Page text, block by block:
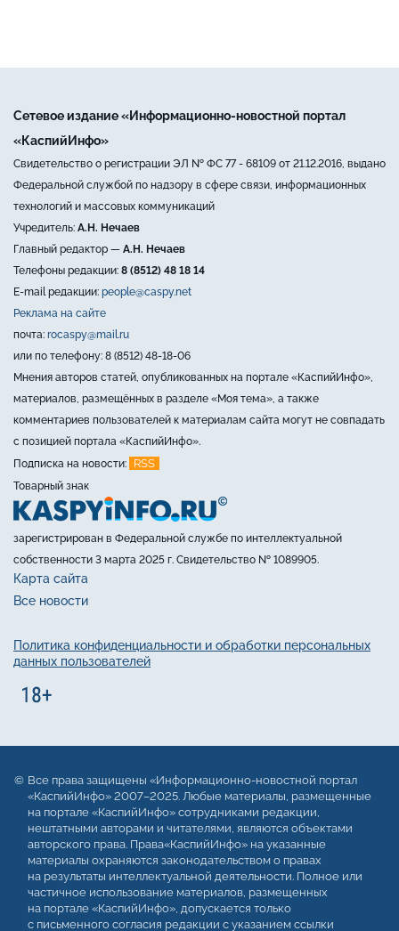
Сетевое издание «Информационно-новостной портал
«КаспийИнфо»
Свидетельство о регистрации ЭЛ № ФС 77 - 68109 от 21.12.2016, выдано
Федеральной службой по надзору в сфере связи, информационных
технологий и массовых коммуникаций
Учредитель: А.Н. Нечаев
Главный редактор — А.Н. Нечаев
Телефоны редакции: 8 (8512) 48 18 14
E-mail редакции: people@caspy.net
Реклама на сайте
почта: rocaspy@mail.ru
или по телефону: 8 (8512) 48-18-06
Мнения авторов статей, опубликованных на портале «КаспийИнфо»,
материалов, размещённых в разделе «Моя тема», а также
комментариев пользователей к материалам сайта могут не совпадать
с позицией портала «КаспийИнфо».
Подписка на новости:
RSS
Товарный знак
зарегистрирован в Федеральной службе по интеллектуальной
собственности 3 марта 2025 г. Свидетельство № 1089905.
Карта сайта
Все новости
Политика конфиденциальности и обработки персональных
данных пользователей
Все права защищены «Информационно-новостной портал
«КаспийИнфо» 2007–2025. Любые материалы, размещенные
на портале «КаспийИнфо» сотрудниками редакции,
нештатными авторами и читателями, являются объектами
авторского права. Права«КаспийИнфо» на указанные
материалы охраняются законодательством о правах
на результаты интеллектуальной деятельности. Полное или
частичное использование материалов, размещенных
на портале «КаспийИнфо», допускается только
с письменного согласия редакции с указанием ссылки